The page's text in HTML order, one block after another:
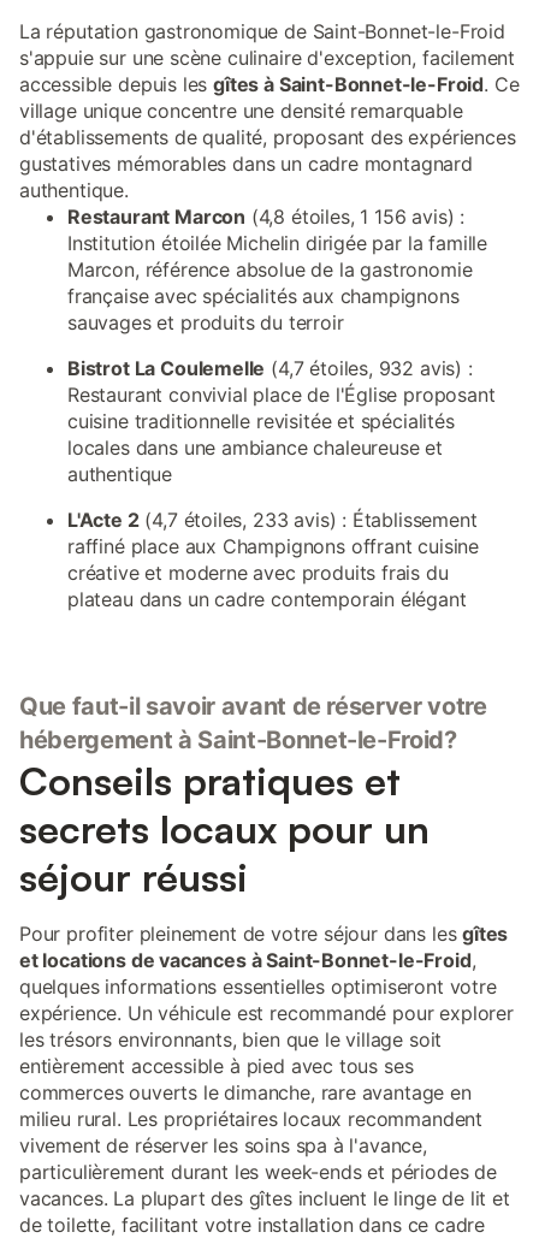
La réputation gastronomique de Saint-Bonnet-le-Froid
s'appuie sur une scène culinaire d'exception, facilement
accessible depuis lesgîtes à Saint-Bonnet-le-Froid. Ce
village unique concentre une densité remarquable
d'établissements de qualité, proposant des expériences
gustatives mémorables dans un cadre montagnard
authentique.
Restaurant Marcon (4,8 étoiles, 1 156 avis) :
Institution étoilée Michelin dirigée par la famille
Marcon, référence absolue de la gastronomie
française avec spécialités aux champignons
sauvages et produits du terroir
Bistrot La Coulemelle (4,7 étoiles, 932 avis) :
Restaurant convivial place de l'Église proposant
cuisine traditionnelle revisitée et spécialités
locales dans une ambiance chaleureuse et
authentique
L'Acte 2(4,7 étoiles, 233 avis) : Établissement
raffiné place aux Champignons offrant cuisine
créative et moderne avec produits frais du
plateau dans un cadre contemporain élégant
Que faut-il savoir avant de réserver votre
hébergement à Saint-Bonnet-le-Froid?
Conseils pratiques et
secrets locaux pour un
séjour réussi
Pour profiter pleinement de votre séjour dans lesgîtes
et locations de vacances à Saint-Bonnet-le-Froid,
quelques informations essentielles optimiseront votre
expérience. Un véhicule est recommandé pour explorer
les trésors environnants, bien que le village soit
entièrement accessible à pied avec tous ses
commerces ouverts le dimanche, rare avantage en
milieu rural. Les propriétaires locaux recommandent
vivement de réserver les soins spa à l'avance,
particulièrement durant les week-ends et périodes de
vacances. La plupart des gîtes incluent le linge de lit et
de toilette, facilitant votre installation dans ce cadre